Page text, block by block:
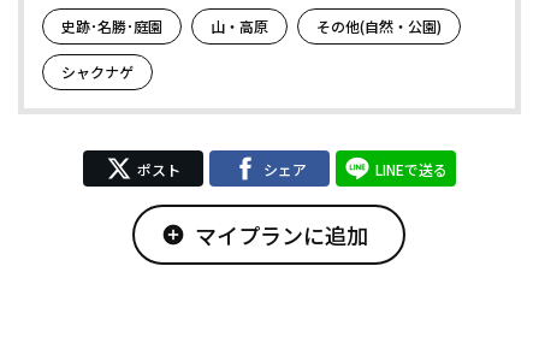
史跡･名勝･庭園 山・高原 その他(自然・公園)
シャクナゲ
ポスト シェア LINEで送る
add_circle マイプランに追加